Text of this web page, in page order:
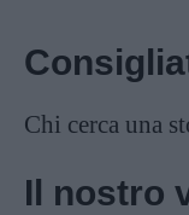
Chi cerca una
Il nostro